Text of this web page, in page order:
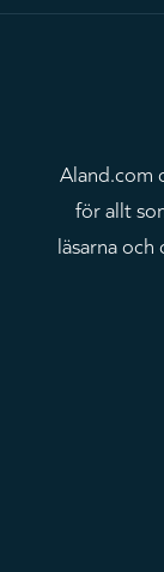
Aland.com
för allt
läsarna